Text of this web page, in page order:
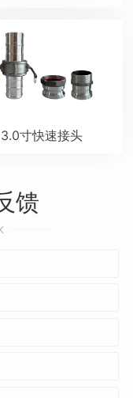
3.0寸快速接头
馈